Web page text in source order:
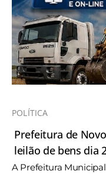
POLÍTICA
Prefeitura de
leilão de bens dia
A Prefeitura